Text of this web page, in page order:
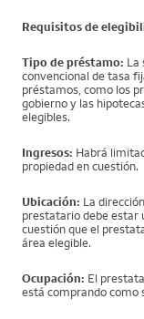
Requisitos de
Tipo de préstamo: La
convencional de tasa
préstamos, como los
gobierno y las
elegibles.
Ingresos: Habrá
propiedad en cuestión.
Ubicación: La
prestatario debe estar
cuestión que el
área elegible.
Ocupación: El
está comprando como